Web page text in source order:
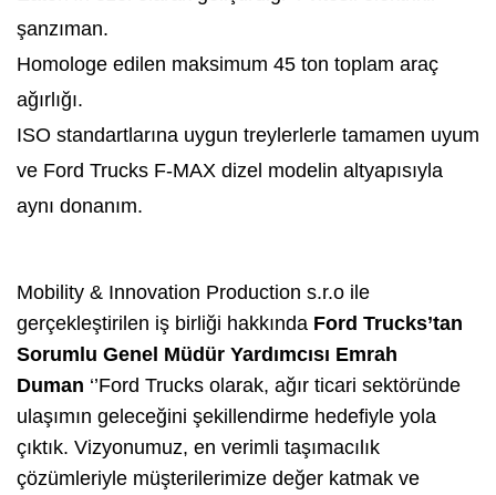
şanzıman.
Homologe edilen maksimum 45 ton toplam araç
ağırlığı.
ISO standartlarına uygun treylerlerle tamamen uyum
ve Ford Trucks F-MAX dizel modelin altyapısıyla
aynı donanım.
Mobility & Innovation Production s.r.o ile
gerçekleştirilen iş birliği hakkında Ford Trucks’tan
Sorumlu Genel Müdür Yardımcısı Emrah
Duman ‘’Ford Trucks olarak, ağır ticari sektöründe
ulaşımın geleceğini şekillendirme hedefiyle yola
çıktık. Vizyonumuz, en verimli taşımacılık
çözümleriyle müşterilerimize değer katmak ve